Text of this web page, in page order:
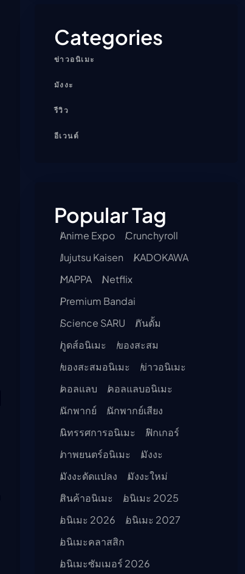
Categories
ข่าวอนิเมะ
มังงะ
รีวิว
อีเวนต์
Popular Tag
Anime Expo
Crunchyroll
Jujutsu Kaisen
KADOKAWA
MAPPA
Netflix
Premium Bandai
Science SARU
กันดั้ม
กูดส์อนิเมะ
ของสะสม
ของสะสมอนิเมะ
ข่าวอนิเมะ
คอลแลบ
คอลแลบอนิเมะ
นักพากย์
นักพากย์เสียง
นิทรรศการอนิเมะ
ฟิกเกอร์
ภาพยนตร์อนิเมะ
มังงะ
มังงะดัดแปลง
มังงะใหม่
สินค้าอนิเมะ
อนิเมะ 2025
อนิเมะ 2026
อนิเมะ 2027
อนิเมะคลาสสิก
อนิเมะซัมเมอร์ 2026